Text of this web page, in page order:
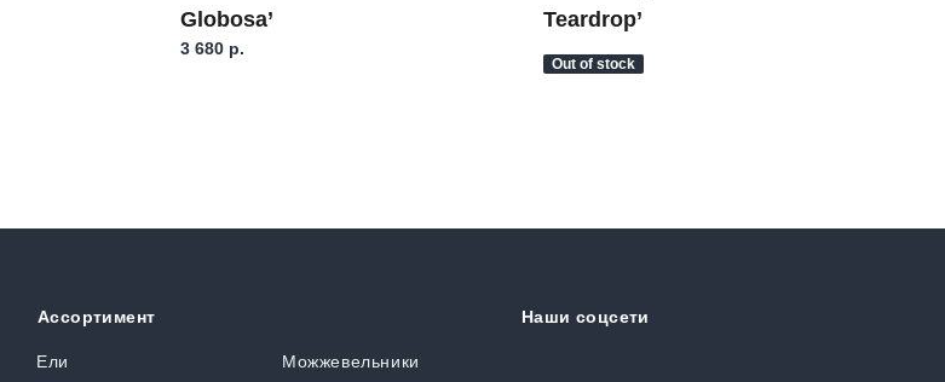
Globosa’
3 680 р.
Teardrop’
Out of stock
Ели
Ассортимент
Можжевельники
Наши соцсети